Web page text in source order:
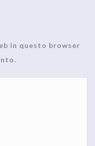
in questo browser